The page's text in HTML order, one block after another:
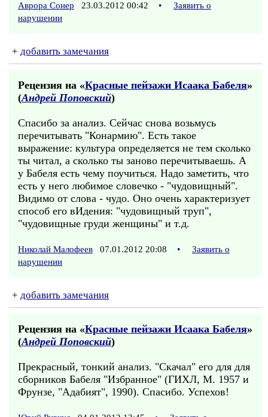
Аврора Сонер 23.03.2012 00:42 •
Заявить о
нарушении
+ добавить замечания
Рецензия на «Красные пейзажи Исаака Бабеля»
(Андрей Поповский)
Спасибо за анализ. Сейчас снова возьмусь
перечитывать "Конармию". Есть такое
выражение: культура определяется не тем сколько
ты читал, а сколько ты заново перечитываешь. А
у Бабеля есть чему поучиться. Надо заметить, что
есть у него любимое словечко - "чудовищный".
Видимо от слова - чудо. Оно очень характеризует
способ его вИдения: "чудовищный труп",
"чудовищные груди женщины" и т.д.
Николай Малофеев 07.01.2012 20:08 •
Заявить о
нарушении
+ добавить замечания
Рецензия на «Красные пейзажи Исаака Бабеля»
(Андрей Поповский)
Прекрасный, тонкий анализ. "Скачал" его для для
сборников Бабеля "Избранное" (ГИХЛ, М. 1957 и
Фрунзе, "Адабият", 1990). Спасибо. Успехов!